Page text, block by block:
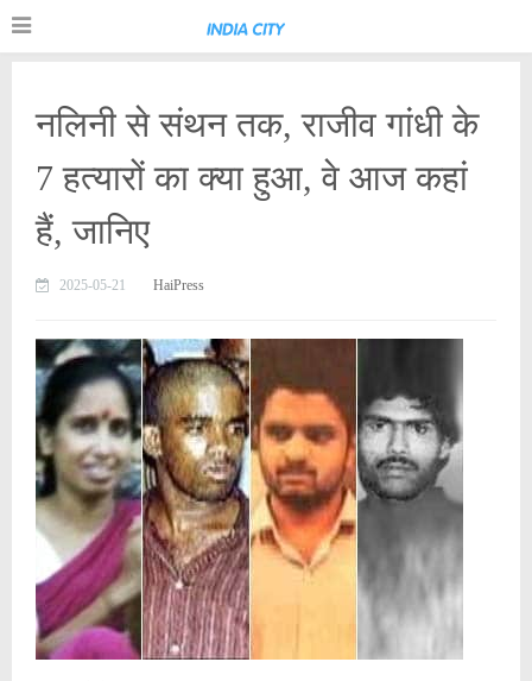
नलिनी से संथन तक, राजीव गांधी के
7 हत्यारों का क्या हुआ, वे आज कहां
हैं, जानिए
2025-05-21 HaiPress